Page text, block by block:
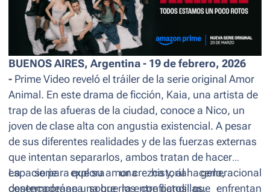
BUENOS AIRES, Argentina - 19 de febrero, 2026
- Prime Video reveló el tráiler de la serie original Amor
Animal. En este drama de ficción, Kaia, una artista de
trap de las afueras de la ciudad, conoce a Nico, un
joven de clase alta con angustia existencial. A pesar
de sus diferentes realidades y de las fuerzas externas
que intentan separarlos, ambos tratan de hacer
espacio para que su amor crezca y, al hacerlo,
desencadenan una guerra entre pandillas.
La serie explora una historia generacional
contemporánea sobre los conflictos que enfrentan